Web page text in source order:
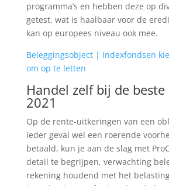
programma’s en hebben deze op
getest, wat is haalbaar voor de
kan op europees niveau ook mee.
Beleggingsobject | Indexfondsen
om op te letten
Handel zelf bij de
2021
Op de rente-uitkeringen van een
ieder geval wel een roerende
betaald, kun je aan de slag met
detail te begrijpen, verwachting
rekening houdend met het